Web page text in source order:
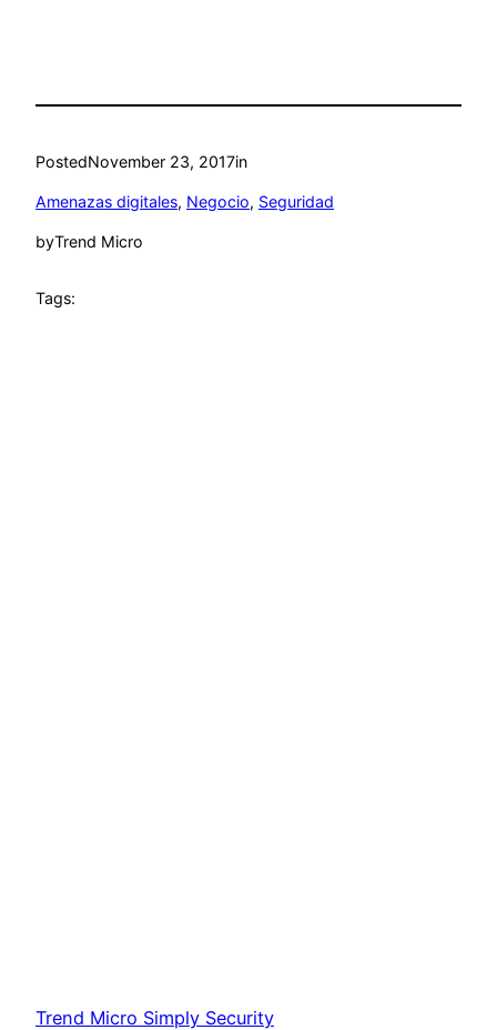
PostedNovember 23, 2017in
Amenazas digitales, Negocio, Seguridad
byTrend Micro
Tags:
Trend Micro Simply Security